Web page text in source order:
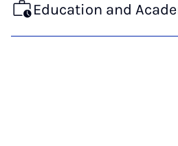
Education and